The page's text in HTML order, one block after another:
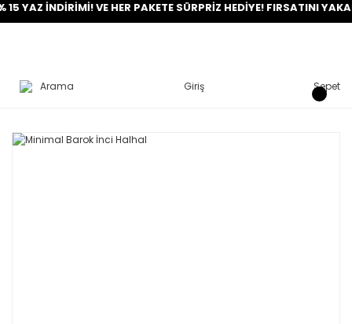
İNDİRİMİ! VE HER PAKETE SÜRPRİZ HEDİYE! FIRSATINI YAKALA!
Arama Giriş Sepet